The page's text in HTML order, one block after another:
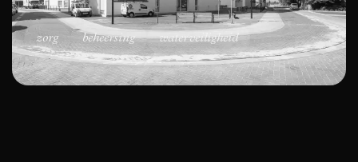
zorg beheersing waterveiligheid